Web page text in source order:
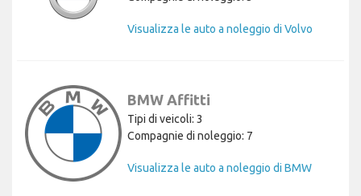
Visualizza le auto a noleggio di Volvo
BMW Affitti
Tipi di veicoli: 3
Compagnie di noleggio: 7
Visualizza le auto a noleggio di BMW